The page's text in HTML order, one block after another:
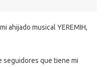
ahijado musical YEREMIH,
seguidores que tiene mi